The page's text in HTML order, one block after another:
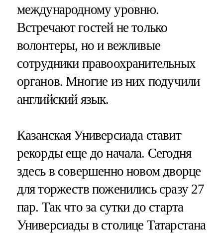
международному уровню.
Встречают гостей не только
волонтеры, но и вежливые
сотрудники правоохранительных
органов. Многие из них подучили
английский язык.
Казанская Универсиада ставит
рекорды еще до начала. Сегодня
здесь в совершенно новом дворце
для торжеств поженились сразу 27
пар. Так что за сутки до старта
Универсиады в столице Татарстана